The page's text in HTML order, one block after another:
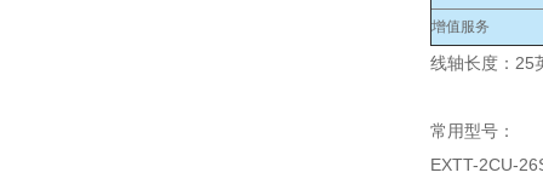
增值服务
线轴长度：25
常用型号：
EXTT-2CU-